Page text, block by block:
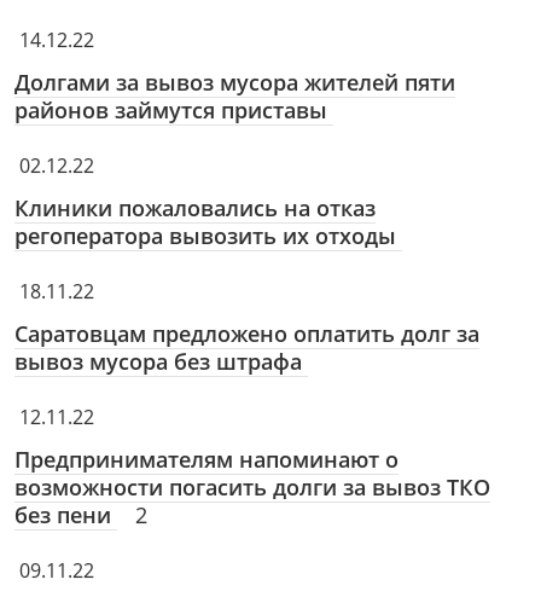
14.12.22
Долгами за вывоз мусора жителей пяти
районов займутся приставы
02.12.22
Клиники пожаловались на отказ
регоператора вывозить их отходы
18.11.22
Саратовцам предложено оплатить долг за
вывоз мусора без штрафа
12.11.22
Предпринимателям напоминают о
возможности погасить долги за вывоз ТКО
без пени
2
09.11.22